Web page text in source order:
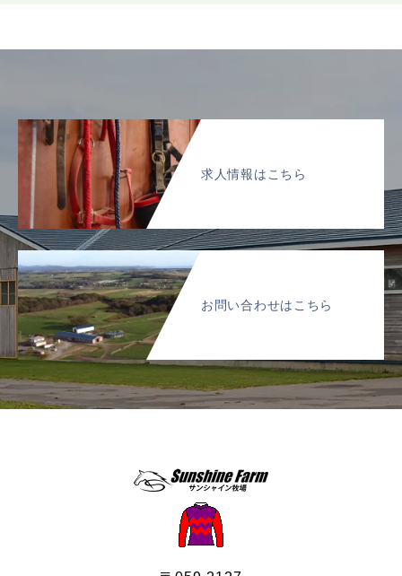
求人情報はこちら
お問い合わせはこちら